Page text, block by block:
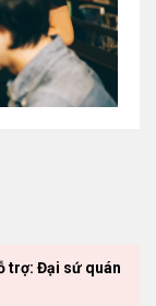
trợ: Đại sứ quán